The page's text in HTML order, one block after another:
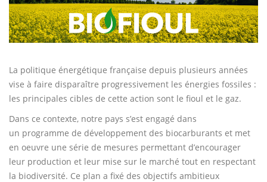
La politique énergétique française depuis plusieurs années
vise à faire disparaître progressivement les énergies fossiles :
les principales cibles de cette action sont le fioul et le gaz.
Dans ce contexte, notre pays s’est engagé dans
un programme de développement des biocarburants et met
en oeuvre une série de mesures permettant d’encourager
leur production et leur mise sur le marché tout en respectant
la biodiversité. Ce plan a fixé des objectifs ambitieux